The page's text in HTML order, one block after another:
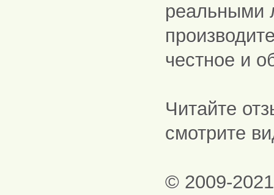
реальными
честное и
Читайте
смотрите
© 2009-